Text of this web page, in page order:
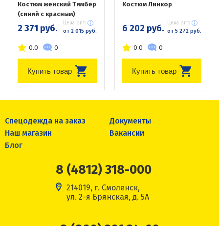
Костюм женский Тимбер
(синий с красным)
2 371 руб. Цена опт:
от 2 015 руб.
0.0 0
Купить товар
Костюм Линкор
6 202 руб. Цена опт:
от 5 272 руб.
0.0 0
Купить товар
Спецодежда на заказ
Документы
Наш магазин
Вакансии
Блог
8 (4812) 318-000
214019, г. Смоленск,
ул. 2-я Брянская, д. 5А